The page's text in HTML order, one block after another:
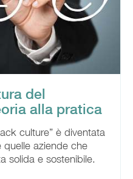
del
alla pratica
culture” è diventata
aziende che
solida e sostenibile.